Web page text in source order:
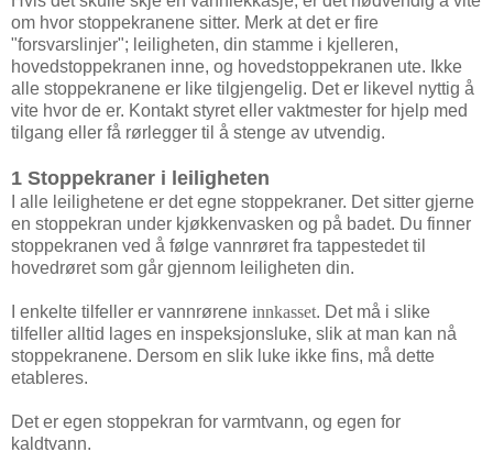
om hvor stoppekranene sitter. Merk at det er fire
"forsvarslinjer"; leiligheten, din stamme i kjelleren,
hovedstoppekranen inne, og hovedstoppekranen ute. Ikke
alle stoppekranene er like tilgjengelig. Det er likevel nyttig å
vite hvor de er. Kontakt styret eller vaktmester for hjelp med
tilgang eller få rørlegger til å stenge av utvendig.
1 Stoppekraner i leiligheten
I alle leilighetene er det egne stoppekraner. Det sitter gjerne
en stoppekran under kjøkkenvasken og på badet. Du finner
stoppekranen ved å følge vannrøret fra tappestedet til
hovedrøret som går gjennom leiligheten din.
I enkelte tilfeller er vannrørene innkasset. Det må i slike
tilfeller alltid lages en inspeksjonsluke, slik at man kan nå
stoppekranene. Dersom en slik luke ikke fins, må dette
etableres.
Det er egen stoppekran for varmtvann, og egen for
kaldtvann.